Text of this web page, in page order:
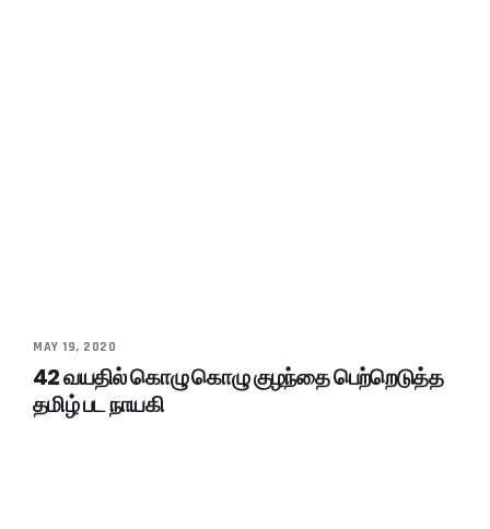
MAY 19, 2020
42 வயதில் கொழு கொழு குழந்தை பெற்றெடுத்த
தமிழ் பட நாயகி